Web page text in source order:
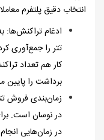
انتخاب دقیق پلتفرم
ادغام
تتر را جمع‌آوری
کار هم تعداد
برداشت را پایین
زمان‌بندی فروش
در نوسان است.
در زمان‌هایی انجام